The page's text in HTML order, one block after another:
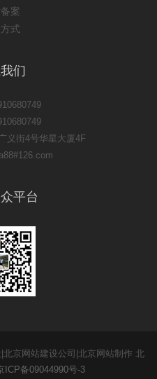
案
式
们
义街4号华星大厦4F
平台
京网站建设公司|北京网站制作 北
ICP备09044990号-3